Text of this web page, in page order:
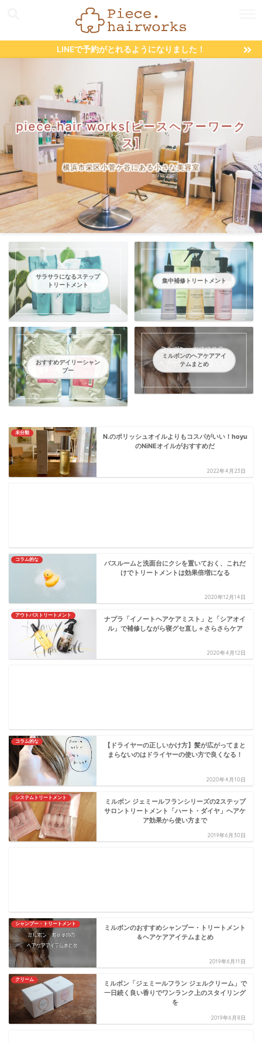
LINEで予約がとれるようになりました！
piece.hair works[ピースヘアーワーク
ス]
横浜市栄区小菅ケ谷にある小さな美容室
サラサラになるステップ
トリートメント
集中補修トリートメント
おすすめデイリーシャン
プー
ミルボンのヘアケアアイ
テムまとめ
未分類
N.のポリッシュオイルよりもコスパがいい！hoyu
のNiNEオイルがおすすめだ
2022年4月23日
コラム的な
バスルームと洗面台にクシを置いておく、これだ
けでトリートメントは効果倍増になる
2020年12月14日
アウトバストリートメント
ナプラ「イノートヘアケアミスト」と「シアオイ
ル」で補修しながら寝グセ直し＋さらさらケア
2020年4月12日
コラム的な
【ドライヤーの正しいかけ方】髪が広がってまと
まらないのはドライヤーの使い方で良くなる！
2020年4月10日
システムトリートメント
ミルボン ジェミールフランシリーズの2ステップ
サロントリートメント「ハート・ダイヤ」ヘアケ
ア効果から使い方まで
2019年6月30日
シャンプー・トリートメント
ミルボンのおすすめシャンプー・トリートメント
＆ヘアケアアイテムまとめ
2019年6月11日
クリーム
ミルボン「ジェミールフラン ジェルクリーム」で
一日続く良い香りでワンランク上のスタイリング
を
2019年6月8日